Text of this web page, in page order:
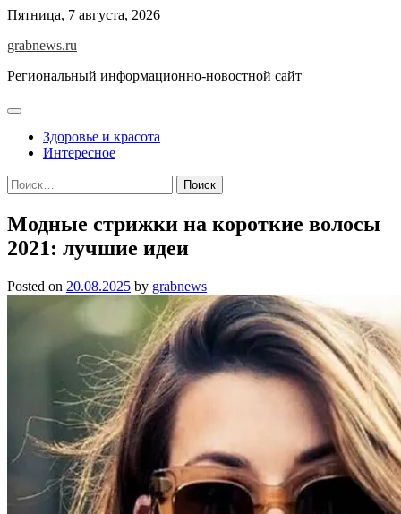
Skip
content
Пятница, 7 августа, 2026
grabnews.ru
Региональный информационно-новостной сайт
Здоровье и красота
Интересное
Найти:
Модные стрижки на короткие волосы
2021: лучшие идеи
Posted on 20.08.2025 by grabnews